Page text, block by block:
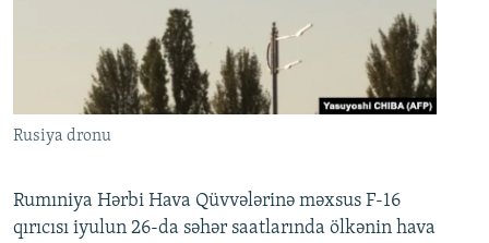
Rusiya dronu
Rumıniya Hərbi Hava Qüvvələrinə məxsus F-16
qırıcısı iyulun 26-da səhər saatlarında ölkənin hava